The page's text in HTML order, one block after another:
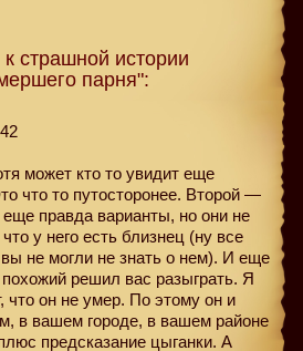
к страшной истории
парня":
может кто то увидит еще
что то путосторонее. Второй —
правда варианты, но они не
у него есть близнец (ну все
вы не могли не знать о нем). И еще
решил вас разыграть. Я
что он не умер. По этому он и
в вашем городе, в вашем районе
предсказание цыганки. А